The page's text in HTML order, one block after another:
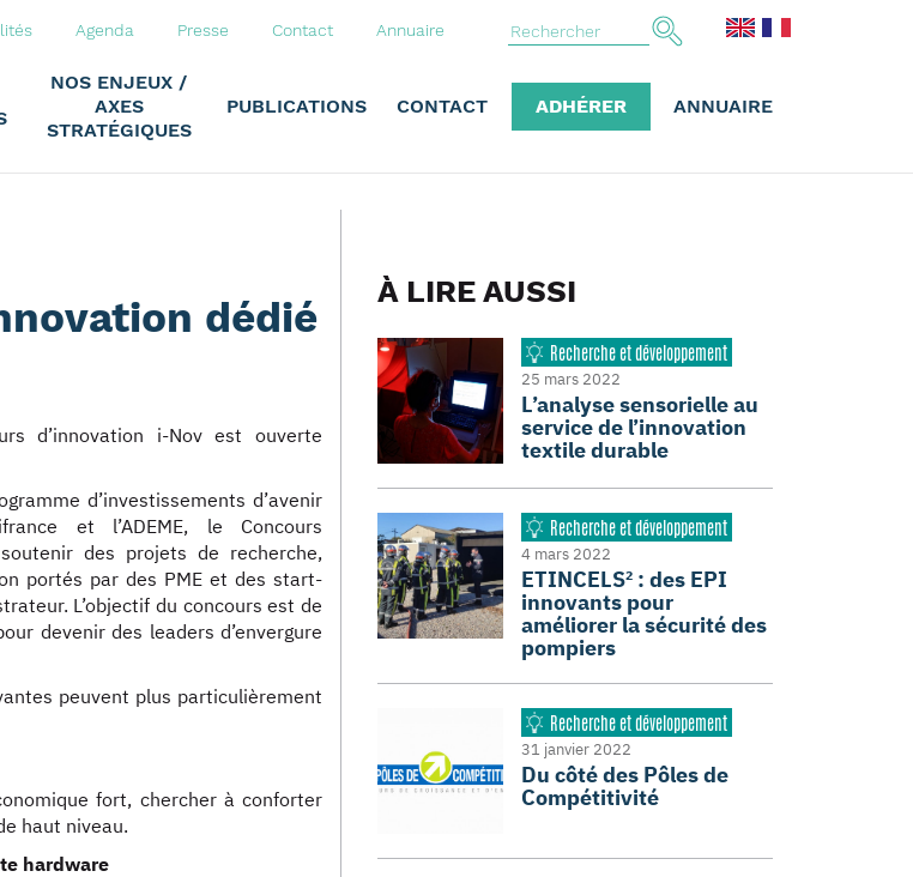
Agenda Presse Contact Annuaire
NOS ENJEUX /
AXES
STRATÉGIQUES
PUBLICATIONS CONTACT ADHÉRER ANNUAIRE
dédié
d’innovation i-Nov est ouverte
d’investissements d’avenir
et l’ADEME, le Concours
des projets de recherche,
portés par des PME et des start-
L’objectif du concours est de
devenir des leaders d’envergure
peuvent plus particulièrement
fort, chercher à conforter
haut niveau.
hardware
À LIRE AUSSI
Recherche et développement
25 mars 2022
L’analyse sensorielle au
service de l’innovation
textile durable
Recherche et développement
4 mars 2022
ETINCELS² : des EPI
innovants pour
améliorer la sécurité des
pompiers
Recherche et développement
31 janvier 2022
Du côté des Pôles de
Compétitivité